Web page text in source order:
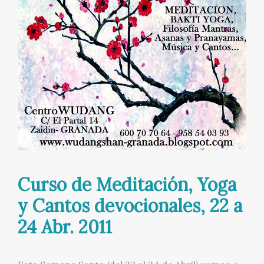
Curso de Meditación, Yoga
y Cantos devocionales, 22 a
24 Abr. 2011